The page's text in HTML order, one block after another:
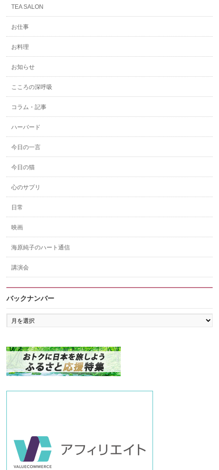
TEA SALON
お仕事
お料理
お知らせ
こころの深呼吸
コラム・記事
ハーバード
今日の一言
今日の猫
心のサプリ
日常
映画
海原純子のハート通信
講演会
バックナンバー
バ
ッ
ン
バ
ー